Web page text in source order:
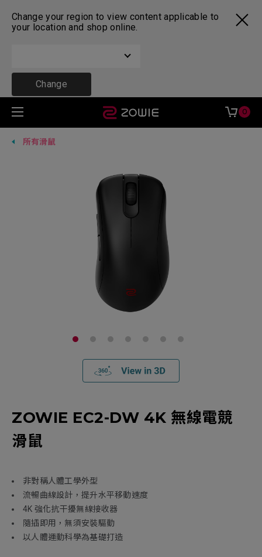
Change your region to view content applicable to
your location and shop online.
Change
0
所有滑鼠
ZOWIE EC2-DW 4K 無線電競
滑鼠
非對稱人體工學外型
流暢曲線設計，提升水平移動速度
4K 強化抗干擾無線接收器
隨插即用，無須安裝驅動
以人體運動科學為基礎打造